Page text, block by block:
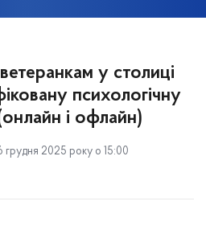
у столиці
психологічну
і офлайн)
грудня 2025 року о 15:00